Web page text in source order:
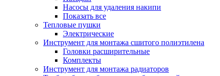
Насосы для удаления накипи
Показать все
Тепловые пушки
Электрические
Инструмент для монтажа сшитого полиэтилена
Головки расширительные
Комплекты
Инструмент для монтажа радиаторов